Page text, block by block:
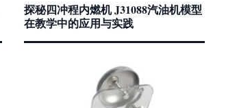
探秘四冲程内燃机 J31088汽油机模型
在教学中的应用与实践